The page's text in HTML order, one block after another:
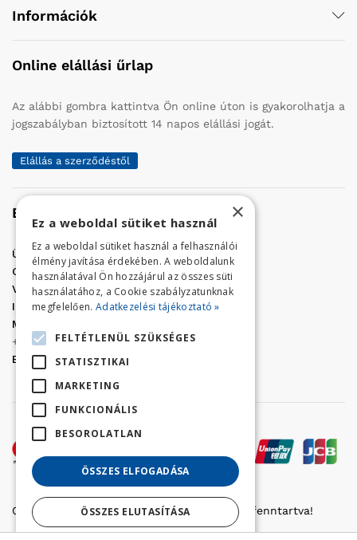
Információk
Online elállási űrlap
Az alábbi gombra kattintva Ön online úton is gyakorolhatja a
jogszabályban biztosított 14 napos elállási jogát.
Elállás a szerződéstől
Elérhetőség
Üzletünk címe:Szolnok, Vércse út 17.
Golf Center Áruház:06 (56) 423-324
VÁR-Kert Áruház: 06 (56) 429-771
Iroda:06 (56) 421-857
Megrendelés, termék információ:
+36 (70) 938-3356
E-mail:
golfaruhaz@gmail.com
Copyright © 2022 Golfker Kft. - Minden jog fenntartva!
×
Ez a weboldal sütiket használ
Ez a weboldal sütiket használ a felhasználói
élmény javítása érdekében. A weboldalunk
használatával Ön hozzájárul az összes süti
használatához, a Cookie szabályzatunknak
megfelelően. Adatkezelési tájékoztató »
FELTÉTLENÜL SZÜKSÉGES
STATISZTIKAI
MARKETING
FUNKCIONÁLIS
BESOROLATLAN
ÖSSZES ELFOGADÁSA
ÖSSZES ELUTASÍTÁSA